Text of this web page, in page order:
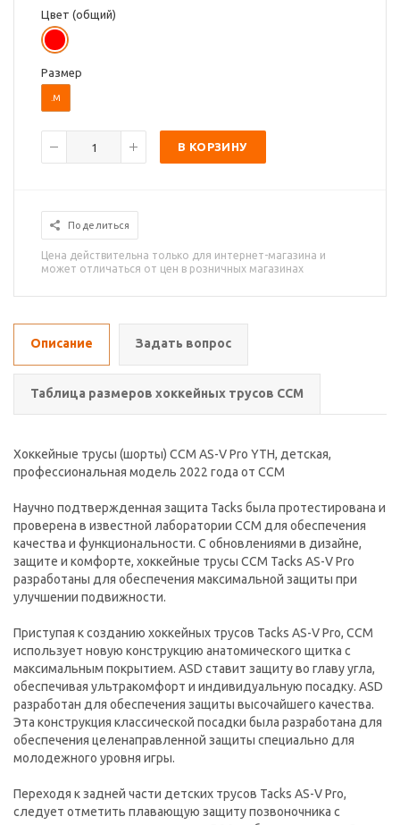
Цвет (общий)
Размер
.М
В КОРЗИНУ
Поделиться
Цена действительна только для интернет-магазина и
может отличаться от цен в розничных магазинах
Описание Задать вопрос
Таблица размеров хоккейных трусов CCM
Хоккейные трусы (шорты) CCM AS-V Pro YTH, детская,
профессиональная модель 2022 года от CCM
Научно подтвержденная защита Tacks была протестирована и
проверена в известной лаборатории CCM для обеспечения
качества и функциональности. С обновлениями в дизайне,
защите и комфорте, хоккейные трусы CCM Tacks AS-V Pro
разработаны для обеспечения максимальной защиты при
улучшении подвижности.
Приступая к созданию хоккейных трусов Tacks AS-V Pro, CCM
использует новую конструкцию анатомического щитка с
максимальным покрытием. ASD ставит защиту во главу угла,
обеспечивая ультракомфорт и индивидуальную посадку. ASD
разработан для обеспечения защиты высочайшего качества.
Эта конструкция классической посадки была разработана для
обеспечения целенаправленной защиты специально для
молодежного уровня игры.
Переходя к задней части детских трусов Tacks AS-V Pro,
следует отметить плавающую защиту позвоночника с